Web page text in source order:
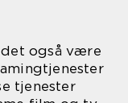
også være
tjenester